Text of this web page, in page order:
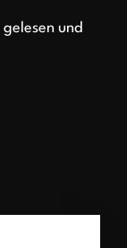
gelesen und